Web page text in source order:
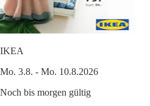
IKEA
Mo. 3.8. - Mo. 10.8.2026
Noch bis morgen gültig